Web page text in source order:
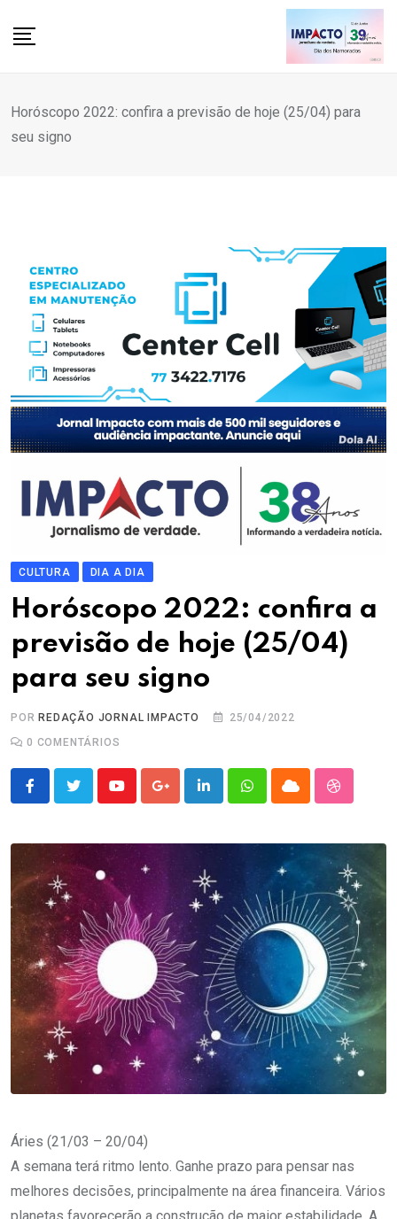
Horóscopo 2022: confira a previsão de hoje (25/04) para
seu signo
CULTURA DIA A DIA
Horóscopo 2022: confira a
previsão de hoje (25/04)
para seu signo
POR REDAÇÃO JORNAL IMPACTO
25/04/2022
0 COMENTÁRIOS
YoutubeGoogle+LinkedInWhatsappCloud
Áries (21/03 – 20/04)
A semana terá ritmo lento. Ganhe prazo para pensar nas
melhores decisões, principalmente na área financeira. Vários